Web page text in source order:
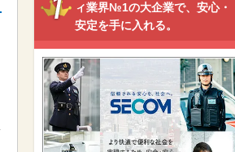
ィ業界№1の大企業で、安心・
安定を手に入れる。